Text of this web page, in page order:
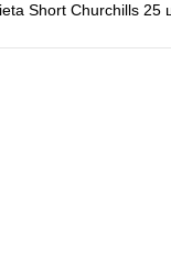
Short Churchills 25